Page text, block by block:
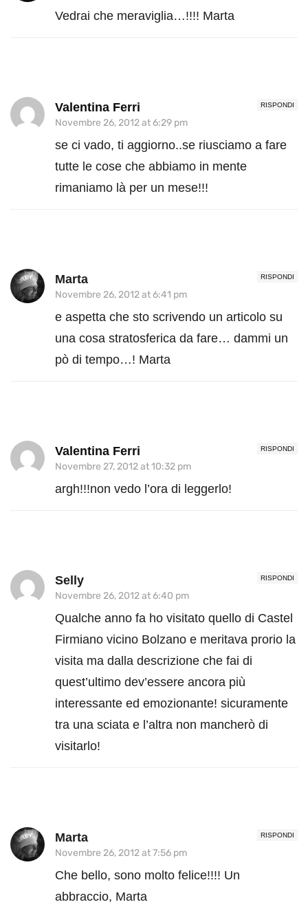
Vedrai che meraviglia…!!!! Marta
RISPONDI
Valentina Ferri
Novembre 26, 2012 at 6:29 pm
se ci vado, ti aggiorno..se riusciamo a fare
tutte le cose che abbiamo in mente
rimaniamo là per un mese!!!
RISPONDI
Marta
Novembre 26, 2012 at 6:41 pm
e aspetta che sto scrivendo un articolo su
una cosa stratosferica da fare… dammi un
pò di tempo…! Marta
RISPONDI
Valentina Ferri
Novembre 27, 2012 at 10:32 pm
argh!!!non vedo l’ora di leggerlo!
RISPONDI
Selly
Novembre 26, 2012 at 6:40 pm
Qualche anno fa ho visitato quello di Castel
Firmiano vicino Bolzano e meritava prorio la
visita ma dalla descrizione che fai di
quest’ultimo dev’essere ancora più
interessante ed emozionante! sicuramente
tra una sciata e l’altra non mancherò di
visitarlo!
RISPONDI
Marta
Novembre 26, 2012 at 7:56 pm
Che bello, sono molto felice!!!! Un
abbraccio, Marta